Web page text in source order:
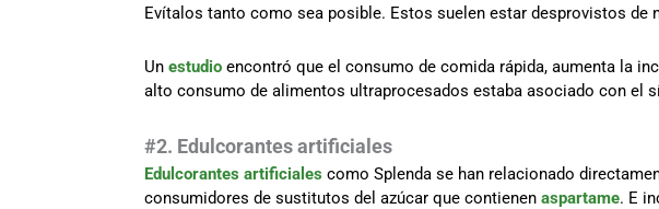
Evítalos tanto como sea posible. Estos suelen estar desprovistos de
Un estudio encontró que el consumo de comida rápida, aumenta la
alto consumo de alimentos ultraprocesados estaba asociado con el
#2. Edulcorantes artificiales
Edulcorantes artificiales como Splenda se han relacionado
consumidores de sustitutos del azúcar que contienen aspartame. E